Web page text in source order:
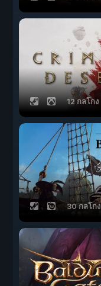
12 กลโกง
30 กลโกง